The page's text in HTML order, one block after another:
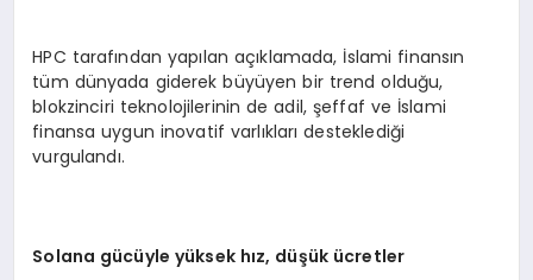
HPC tarafından yapılan açıklamada, İslami finansın
tüm dünyada giderek büyüyen bir trend olduğu,
blokzinciri teknolojilerinin de adil, şeffaf ve İslami
finansa uygun inovatif varlıkları desteklediği
vurgulandı.
Solana gücüyle yüksek hız, düşük ücretler